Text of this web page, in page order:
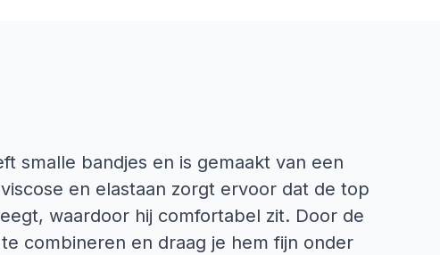
smalle bandjes en is gemaakt van een
en elastaan zorgt ervoor dat de top
waardoor hij comfortabel zit. Door de
combineren en draag je hem fijn onder